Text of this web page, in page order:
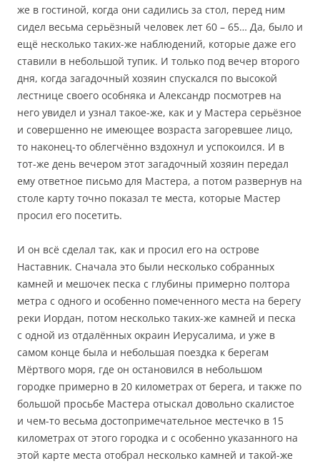
же в гостиной, когда они садились за стол, перед ним
сидел весьма серьёзный человек лет 60 – 65… Да, было и
ещё несколько таких-же наблюдений, которые даже его
ставили в небольшой тупик. И только под вечер второго
дня, когда загадочный хозяин спускался по высокой
лестнице своего особняка и Александр посмотрев на
него увидел и узнал такое-же, как и у Мастера серьёзное
и совершенно не имеющее возраста загоревшее лицо,
то наконец-то облегчённо вздохнул и успокоился. И в
тот-же день вечером этот загадочный хозяин передал
ему ответное письмо для Мастера, а потом развернув на
столе карту точно показал те места, которые Мастер
просил его посетить.
И он всё сделал так, как и просил его на острове
Наставник. Сначала это были несколько собранных
камней и мешочек песка с глубины примерно полтора
метра с одного и особенно помеченного места на берегу
реки Иордан, потом несколько таких-же камней и песка
с одной из отдалённых окраин Иерусалима, и уже в
самом конце была и небольшая поездка к берегам
Мёртвого моря, где он остановился в небольшом
городке примерно в 20 километрах от берега, и также по
большой просьбе Мастера отыскал довольно скалистое
и чем-то весьма достопримечательное местечко в 15
километрах от этого городка и с особенно указанного на
этой карте места отобрал несколько камней и такой-же